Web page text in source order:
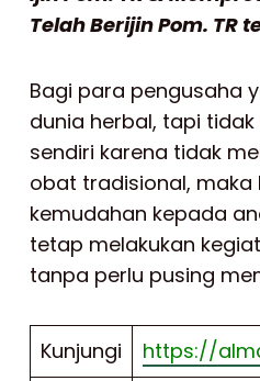
Telah Berijin Pom. TR
Bagi para pengusaha
dunia herbal, tapi
sendiri karena tidak
obat tradisional, maka
kemudahan kepada
tetap melakukan
tanpa perlu pusing
Kunjungi
https://